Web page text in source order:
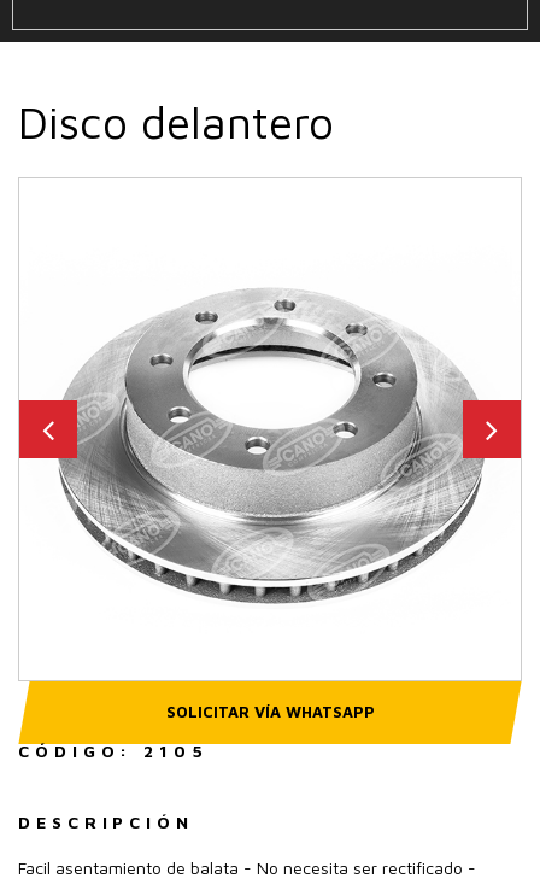
Disco delantero
SOLICITAR VÍA WHATSAPP
CÓDIGO: 2105
DESCRIPCIÓN
Facil asentamiento de balata - No necesita ser rectificado -